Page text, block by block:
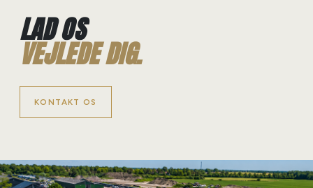
LAD OS
VEJLEDE DIG.
KONTAKT OS